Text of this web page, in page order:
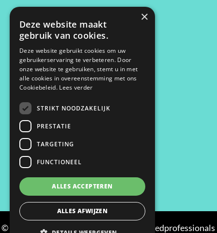
CONTACT
Maassluisstraat 2
1062 GD Amsterdam
06 33 68 27 09
contact@1klick.nl
© 2026 | 1KLICK dé recruiter voor vastgoedprofessionals
×
Deze website maakt
gebruik van cookies.
Deze website gebruikt cookies om uw
gebruikerservaring te verbeteren. Door
onze website te gebruiken, stemt u in met
alle cookies in overeenstemming met ons
Cookiebeleid. Lees verder
STRIKT NOODZAKELIJK
PRESTATIE
TARGETING
FUNCTIONEEL
ALLES ACCEPTEREN
ALLES AFWIJZEN